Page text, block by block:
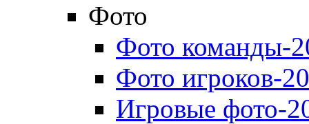
Фото
Фото команды-
Фото игроков-
Игровые фото-